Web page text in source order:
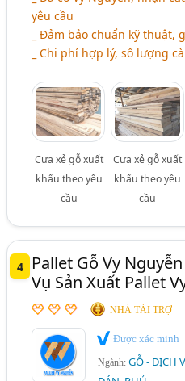
yêu cầu
_ Đảm bảo chuẩn kỹ
_ Chi phí hợp lý, số lượng
Cưa xẻ gỗ xuất
khẩu theo yêu
cầu
Cưa xẻ gỗ xuất
khẩu theo yêu
cầu
4
Pallet Gỗ Vy
Vụ Sản Xuất Pallet
NHÀ TÀI TRỢ
Được xác minh
Ngành:GỖ - DỊCH